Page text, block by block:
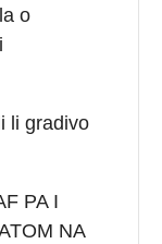
o
li gradivo
PA I
NA